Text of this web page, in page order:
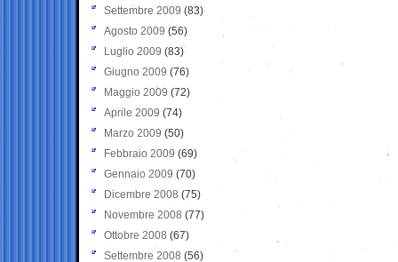
Settembre 2009 (83)
Agosto 2009 (56)
Luglio 2009 (83)
Giugno 2009 (76)
Maggio 2009 (72)
Aprile 2009 (74)
Marzo 2009 (50)
Febbraio 2009 (69)
Gennaio 2009 (70)
Dicembre 2008 (75)
Novembre 2008 (77)
Ottobre 2008 (67)
Settembre 2008 (56)